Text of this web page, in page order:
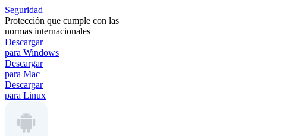
Seguridad
Protección que cumple con las
normas internacionales
Descargar
para Windows
Descargar
para Mac
Descargar
para Linux